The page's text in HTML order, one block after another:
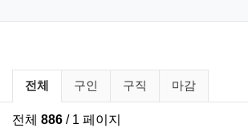
구인/구직 분류 목록
전체 구인 구직 마감
전체 886 / 1 페이지